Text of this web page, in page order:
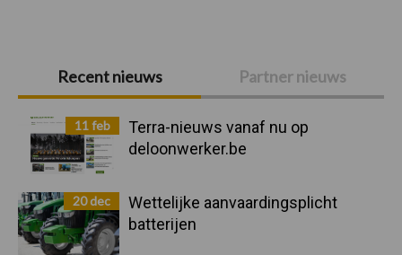
Primaire
Sidebar
Recent nieuws Partner nieuws
11 feb
Terra-nieuws vanaf nu op
deloonwerker.be
20 dec
Wettelijke aanvaardingsplicht
batterijen